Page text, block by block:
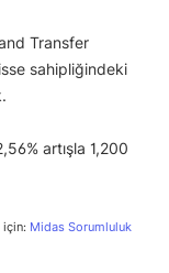
Transfer
sahipliğindeki
artışla 1,200
için: Midas Sorumluluk